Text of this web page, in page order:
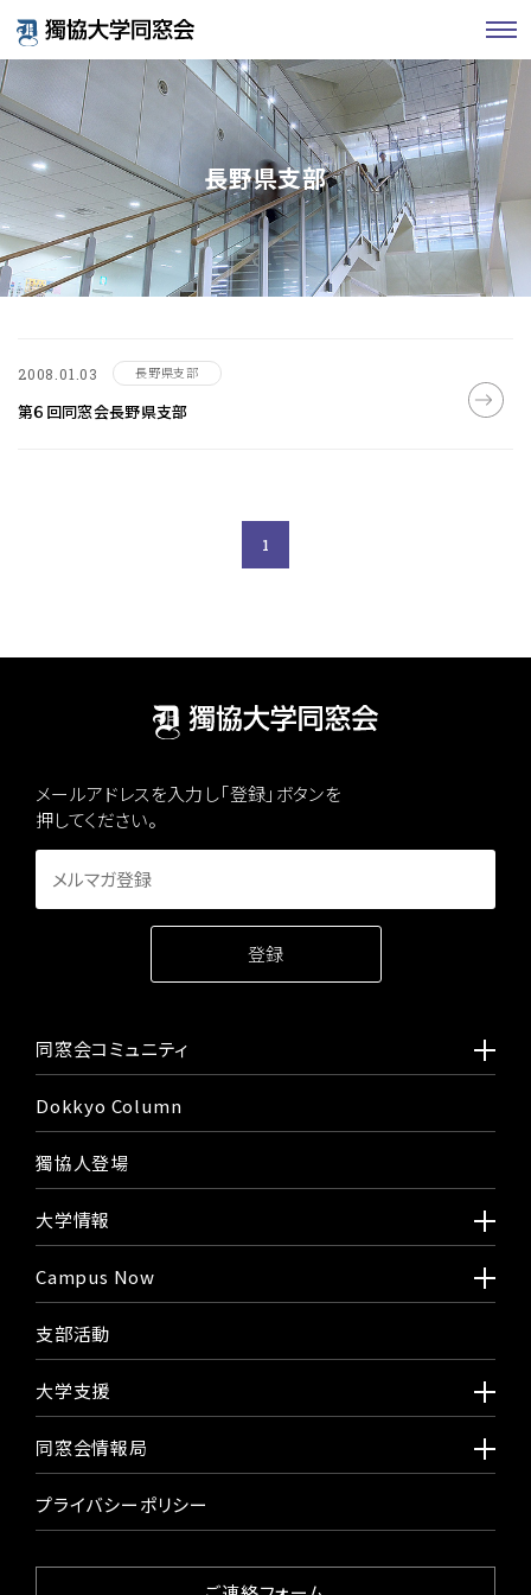
長野県支部
2008.01.03 長野県支部
第６回同窓会長野県支部
1
メールアドレスを入力し「登録」ボタンを
押してください。
同窓会コミュニティ
Dokkyo Column
獨協人登場
大学情報
Campus Now
支部活動
大学支援
同窓会情報局
プライバシーポリシー